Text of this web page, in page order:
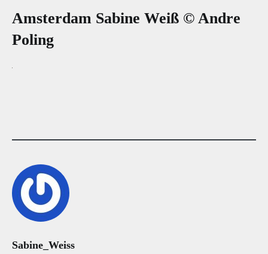
Amsterdam Sabine Weiß © Andre
Poling
Sabine_Weiss